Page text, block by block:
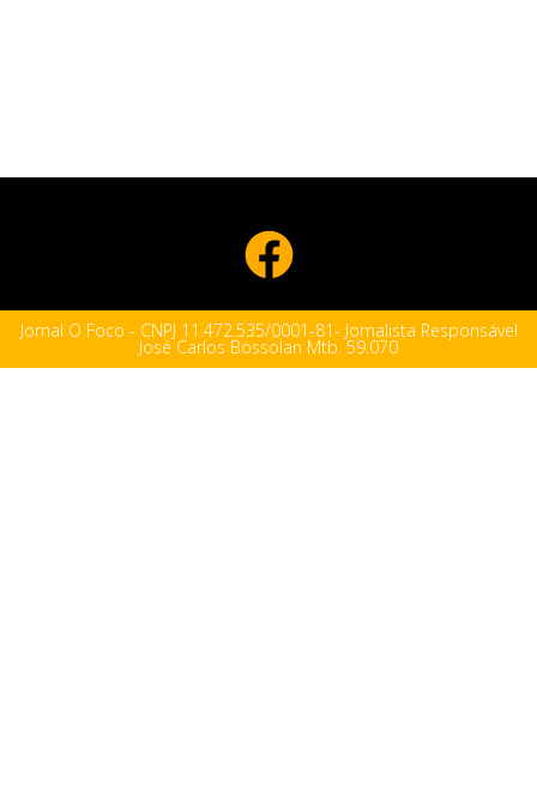
Jornal O Foco - CNPJ 11.472.535/0001-81- Jornalista Responsável
José Carlos Bossolan Mtb. 59.070